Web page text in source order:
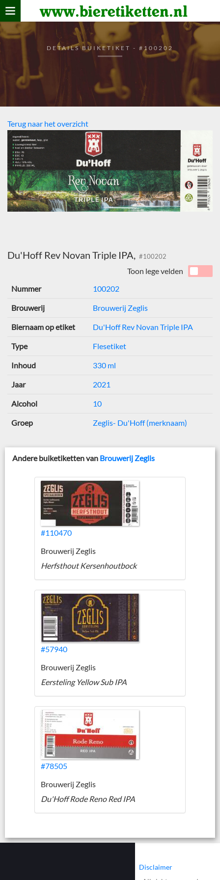
www.bieretiketten.nl
Home
verzamelen
De bierkaart
Bezoekers
DETAILS BUIKETIKET - #100202
Terug naar het overzicht
Du'Hoff Rev Novan Triple IPA, #100202
Toon lege velden
Nummer
100202
Brouwerij Brouwerij Zeglis
Biernaam op etiket Du'Hoff Rev Novan Triple IPA
Type Flesetiket
Inhoud 330 ml
Jaar 2021
Alcohol 10
Groep Zeglis- Du'Hoff (merknaam)
Andere buiketiketten van Brouwerij Zeglis
#110470
Brouwerij Zeglis
Herfsthout Kersenhoutbock
#57940
Brouwerij Zeglis
Eersteling Yellow Sub IPA
#78505
Brouwerij Zeglis
Du'Hoff Rode Reno Red IPA
Disclaimer